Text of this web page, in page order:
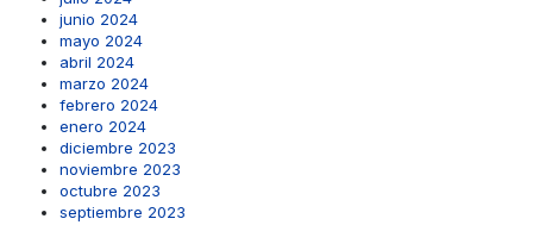
junio 2024
mayo 2024
abril 2024
marzo 2024
febrero 2024
enero 2024
diciembre 2023
noviembre 2023
octubre 2023
septiembre 2023